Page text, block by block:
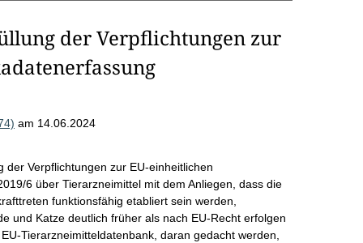
der Verpflichtungen zur
am 14.06.2024
der Verpflichtungen zur EU-einheitlichen
6 über Tierarzneimittel mit dem Anliegen, dass die
funktionsfähig etabliert sein werden,
und Katze deutlich früher als nach EU-Recht erfolgen
Tierarzneimitteldatenbank, daran gedacht werden,